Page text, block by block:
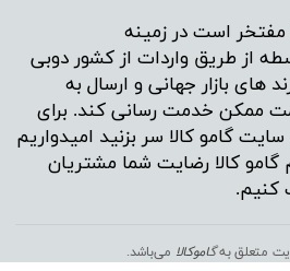
مفتخر است در زمینه
از طریق واردات از کشور دوبی
های بازار جهانی و ارسال به
ممکن خدمت رسانی کند. برای
گامو کالا سر بزنید امیدواریم
گامو کالا رضایت شما مشتریان
کنیم.
متعلق بهگاموکالا می‌باشد.